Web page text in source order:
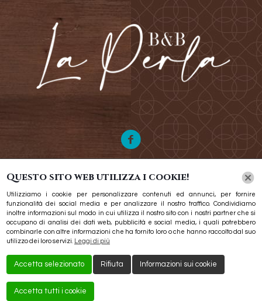
Hai qualche domanda? Rimaniamo in contatto
alessiacarrozzieri@icloud.com
Questo sito web utilizza i cookie!
Utilizziamo i cookie per personalizzare contenuti ed annunci, per fornire
funzionalità dei social media e per analizzare il nostro traffico. Condividiamo
inoltre informazioni sul modo in cui utilizza il nostro sito con i nostri partner che si
occupano di analisi dei dati web, pubblicità e social media, i quali potrebbero
combinarle con altre informazioni che ha fornito loro o che hanno raccolto dal suo
utilizzo dei loro servizi.
Leggi di più
Accetta selezionato Rifiuta Informazioni sui cookie
Accetta tutti i cookie